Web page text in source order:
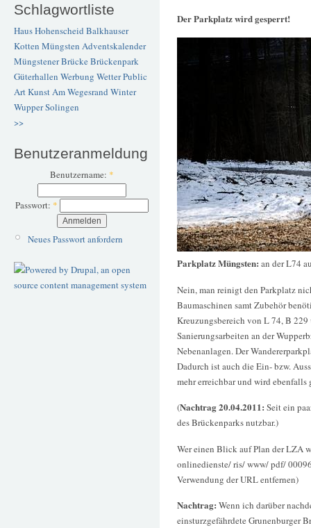
Schlagwortliste
Haus Hohenscheid Balkhauser
Kotten Müngsten Adventskalender
Müngstener BrückeBrückenpark
Güterhallen Werbung WetterPublic
ArtKunstAm Wegesrand Winter
WupperSolingen
>>
Benutzeranmeldung
Benutzername: *
Passwort: *
Neues Passwort anfordern
Der Parkplatz wird gesperrt!
Parkplatz Müngsten: an der L74
Nein, man reinigt den Parkplatz
Baumaschinen samt Zubehör
Kreuzungsbereich von L 74, B
Sanierungsarbeiten an der
Nebenanlagen. Der
Dadurch ist auch die Ein- bzw.
mehr erreichbar und wird ebenfalls
(Nachtrag 20.04.2011: Seit ein
des Brückenparks nutzbar.)
Wer einen Blick auf Plan der LZA
onlinedienste/ ris/ www/ pdf/
Verwendung der URL entfernen)
Nachtrag: Wenn ich darüber
einsturzgefährdete Grunenburger